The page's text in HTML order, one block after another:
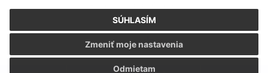
SÚHLASÍM
Odmietam
Zmeniť moje nastavenia
webdesign